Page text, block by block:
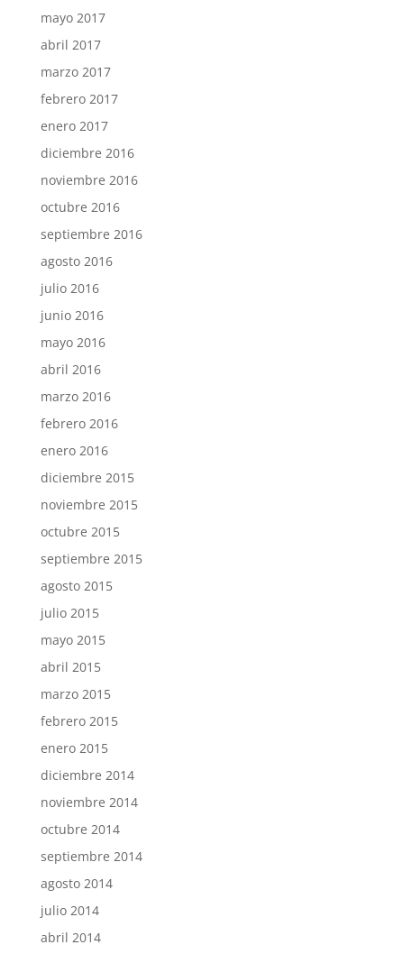
mayo 2017
abril 2017
marzo 2017
febrero 2017
enero 2017
diciembre 2016
noviembre 2016
octubre 2016
septiembre 2016
agosto 2016
julio 2016
junio 2016
mayo 2016
abril 2016
marzo 2016
febrero 2016
enero 2016
diciembre 2015
noviembre 2015
octubre 2015
septiembre 2015
agosto 2015
julio 2015
mayo 2015
abril 2015
marzo 2015
febrero 2015
enero 2015
diciembre 2014
noviembre 2014
octubre 2014
septiembre 2014
agosto 2014
julio 2014
abril 2014